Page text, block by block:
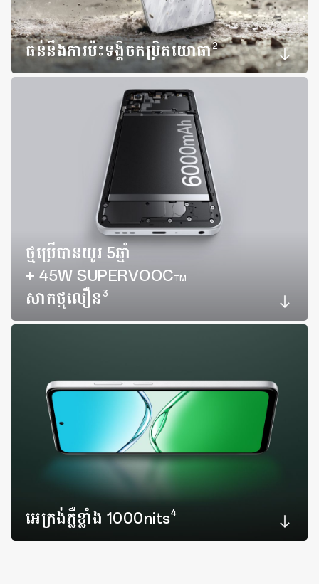
ធន់នឹងការប៉ះទង្គិចកម្រិតយោធា2
ថ្មប្រើបានយូរ 5ឆ្នាំ
+ 45W SUPERVOOCTM
សាកថ្មលឿន 3
អេក្រង់ភ្លឺខ្លាំង 1000nits4